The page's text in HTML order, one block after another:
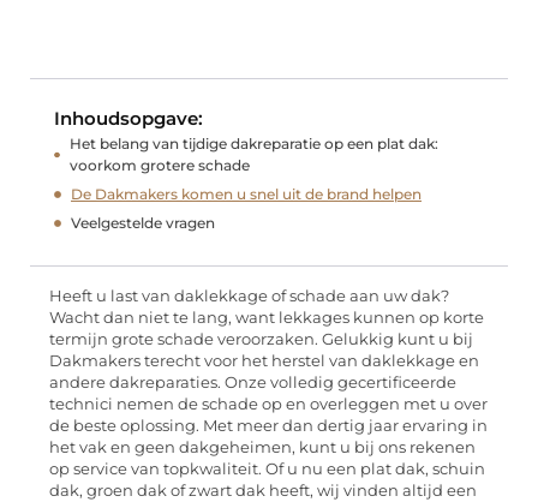
Inhoudsopgave:
Het belang van tijdige dakreparatie op een plat dak:
voorkom grotere schade
De Dakmakers komen u snel uit de brand helpen
Veelgestelde vragen
Heeft u last van daklekkage of schade aan uw dak?
Wacht dan niet te lang, want lekkages kunnen op korte
termijn grote schade veroorzaken. Gelukkig kunt u bij
Dakmakers terecht voor het herstel van daklekkage en
andere dakreparaties. Onze volledig gecertificeerde
technici nemen de schade op en overleggen met u over
de beste oplossing. Met meer dan dertig jaar ervaring in
het vak en geen dakgeheimen, kunt u bij ons rekenen
op service van topkwaliteit. Of u nu een plat dak, schuin
dak, groen dak of zwart dak heeft, wij vinden altijd een